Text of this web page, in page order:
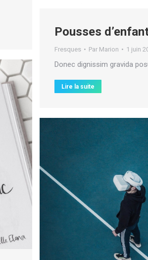
Pousses
Fresques Par Marion 1 juin
Donec dignissim gravida
Lire la suite